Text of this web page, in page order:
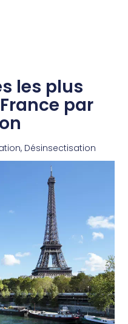
les plus
par
, Désinsectisation